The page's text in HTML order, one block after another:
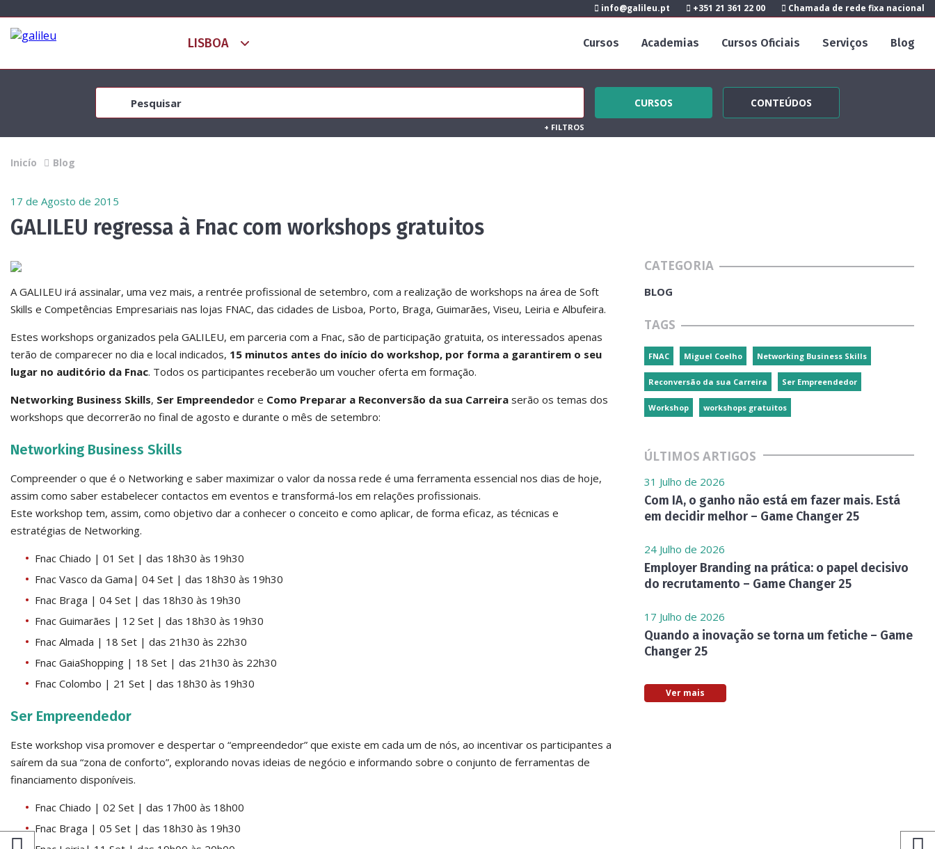
info@galileu.pt +351 21 361 22 00 Chamada de rede fixa nacional
Cursos Academias Cursos Oficiais Serviços Blog
CURSOS CONTEÚDOS
+ FILTROS
Inicío Blog
17 de Agosto de 2015
GALILEU regressa à Fnac com workshops gratuitos
A GALILEU irá assinalar, uma vez mais, a rentrée profissional de setembro, com a realização de workshops na área de Soft
Skills e Competências Empresariais nas lojas FNAC, das cidades de Lisboa, Porto, Braga, Guimarães, Viseu, Leiria e Albufeira.
Estes workshops organizados pela GALILEU, em parceria com a Fnac, são de participação gratuita, os interessados apenas
terão de comparecer no dia e local indicados, 15 minutos antes do início do workshop, por forma a garantirem o seu
lugar no auditório da Fnac. Todos os participantes receberão um voucher oferta em formação.
Networking Business Skills, Ser Empreendedor e Como Preparar a Reconversão da sua Carreira serão os temas dos
workshops que decorrerão no final de agosto e durante o mês de setembro:
Networking Business Skills
Compreender o que é o Networking e saber maximizar o valor da nossa rede é uma ferramenta essencial nos dias de hoje,
assim como saber estabelecer contactos em eventos e transformá-los em relações profissionais.
Este workshop tem, assim, como objetivo dar a conhecer o conceito e como aplicar, de forma eficaz, as técnicas e
estratégias de Networking.
Fnac Chiado | 01 Set | das 18h30 às 19h30
Fnac Vasco da Gama| 04 Set | das 18h30 às 19h30
Fnac Braga | 04 Set | das 18h30 às 19h30
Fnac Guimarães | 12 Set | das 18h30 às 19h30
Fnac Almada | 18 Set | das 21h30 às 22h30
Fnac GaiaShopping | 18 Set | das 21h30 às 22h30
Fnac Colombo | 21 Set | das 18h30 às 19h30
Ser Empreendedor
Este workshop visa promover e despertar o “empreendedor” que existe em cada um de nós, ao incentivar os participantes a
saírem da sua “zona de conforto”, explorando novas ideias de negócio e informando sobre o conjunto de ferramentas de
financiamento disponíveis.
Fnac Chiado | 02 Set | das 17h00 às 18h00
Fnac Braga | 05 Set | das 18h30 às 19h30
CATEGORIA
BLOG
TAGS
FNAC Miguel Coelho Networking Business Skills
Reconversão da sua Carreira Ser Empreendedor
Workshop workshops gratuitos
ÚLTIMOS ARTIGOS
31 Julho de 2026
Com IA, o ganho não está em fazer mais. Está
em decidir melhor – Game Changer 25
24 Julho de 2026
Employer Branding na prática: o papel decisivo
do recrutamento – Game Changer 25
17 Julho de 2026
Quando a inovação se torna um fetiche – Game
Changer 25
Ver mais